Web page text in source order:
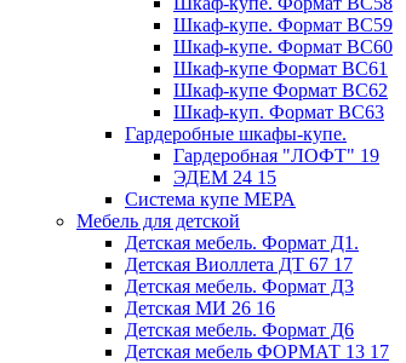
Шкаф-купе. Формат ВС59
Шкаф-купе. Формат ВС60
Шкаф-купе Формат ВС61
Шкаф-купе Формат ВС62
Шкаф-куп. Формат ВС63
Гардеробные шкафы-купе.
Гардеробная "ЛОФТ" 19
ЭДЕМ 24 15
Система купе МЕРА
Мебель для детской
Детская мебель. Формат Д1.
Детская Виоллета ДТ 67 17
Детская мебель. Формат Д3
Детская МИ 26 16
Детская мебель. Формат Д6
Детская мебель ФОРМАТ 13 17